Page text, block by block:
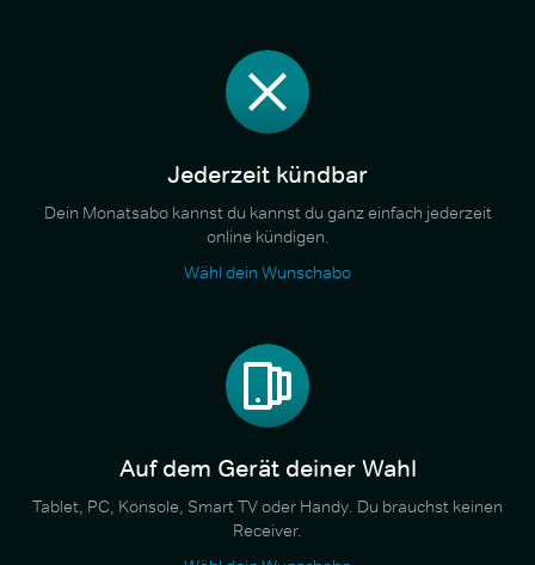
Jederzeit kündbar
Dein Monatsabo kannst du kannst du ganz einfach jederzeit
online kündigen.
Wähl dein Wunschabo
Auf dem Gerät deiner Wahl
Tablet, PC, Konsole, Smart TV oder Handy. Du brauchst keinen
Receiver.